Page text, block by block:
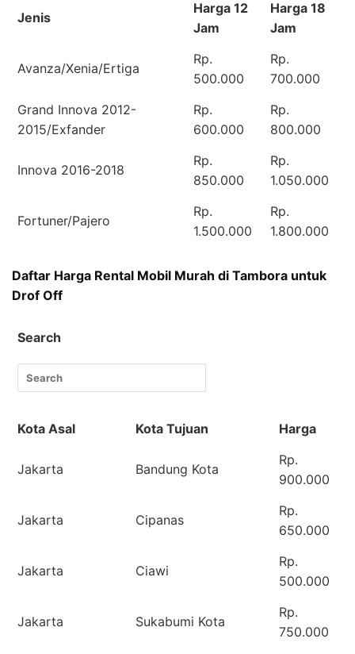
Jenis
Harga 12
Jam
Harga 18
Jam
Avanza/Xenia/Ertiga
Rp.
500.000
Rp.
700.000
Grand Innova 2012-
2015/Exfander
Rp.
600.000
Rp.
800.000
Innova 2016-2018
Rp.
850.000
Rp.
1.050.000
Fortuner/Pajero
Rp.
1.500.000
Rp.
1.800.000
Daftar Harga Rental Mobil Murah di Tambora untuk
Drof Off
Search
Kota Asal Kota Tujuan Harga
Jakarta Bandung Kota
Rp.
900.000
Jakarta Cipanas
Rp.
650.000
Jakarta Ciawi
Rp.
500.000
Jakarta Sukabumi Kota
Rp.
750.000